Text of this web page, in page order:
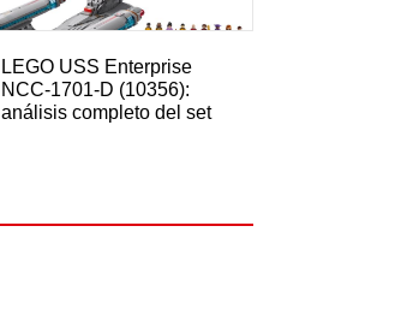
LEGO USS Enterprise
NCC-1701-D (10356):
análisis completo del set